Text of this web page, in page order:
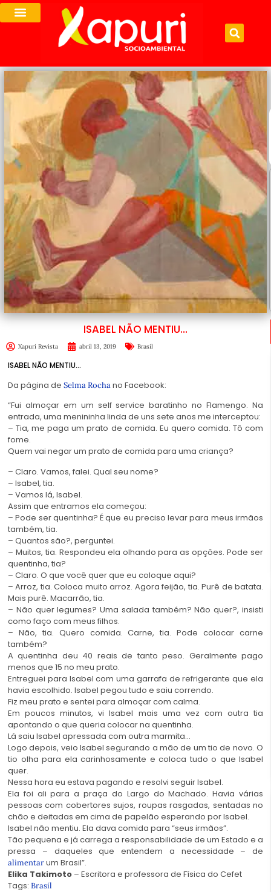
ISABEL NÃO MENTIU…
Xapuri Revista abril 13, 2019 Brasil
ISABEL NÃO MENTIU…
Da página de Selma Rochano Facebook:
“Fui almoçar em um self service baratinho no Flamengo. Na
entrada, uma menininha linda de uns sete anos me interceptou:
– Tia, me paga um prato de comida. Eu quero comida. Tô com
fome.
Quem vai negar um prato de comida para uma criança?
– Claro. Vamos, falei. Qual seu nome?
– Isabel, tia.
– Vamos lá, Isabel.
Assim que entramos ela começou:
– Pode ser quentinha? É que eu preciso levar para meus irmãos
também, tia.
– Quantos são?, perguntei.
– Muitos, tia. Respondeu ela olhando para as opções. Pode ser
quentinha, tia?
– Claro. O que você quer que eu coloque aqui?
– Arroz, tia. Coloca muito arroz. Agora feijão, tia. Purê de batata.
Mais purê. Macarrão, tia.
– Não quer legumes? Uma salada também? Não quer?, insisti
como faço com meus filhos.
– Não, tia. Quero comida. Carne, tia. Pode colocar carne
também?
A quentinha deu 40 reais de tanto peso. Geralmente pago
menos que 15 no meu prato.
Entreguei para Isabel com uma garrafa de refrigerante que ela
havia escolhido. Isabel pegou tudo e saiu correndo.
Fiz meu prato e sentei para almoçar com calma.
Em poucos minutos, vi Isabel mais uma vez com outra tia
apontando o que queria colocar na quentinha.
Lá saiu Isabel apressada com outra marmita…
Logo depois, veio Isabel segurando a mão de um tio de novo. O
tio olha para ela carinhosamente e coloca tudo o que Isabel
quer.
Nessa hora eu estava pagando e resolvi seguir Isabel.
Ela foi ali para a praça do Largo do Machado. Havia várias
pessoas com cobertores sujos, roupas rasgadas, sentadas no
chão e deitadas em cima de papelão esperando por Isabel.
Isabel não mentiu. Ela dava comida para “seus irmãos”.
Tão pequena e já carrega a responsabilidade de um Estado e a
pressa – daqueles que entendem a necessidade – de
alimentarum Brasil”.
Elika Takimoto – Escritora e professora de Física do Cefet
Tags: Brasil